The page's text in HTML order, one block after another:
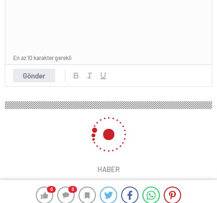
0 0
Gönder
En az 10 karakter gerekli
HABER